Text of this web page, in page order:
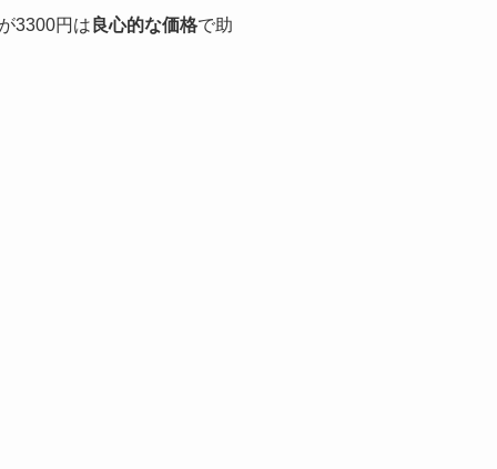
3300円は 良心的な価格で助